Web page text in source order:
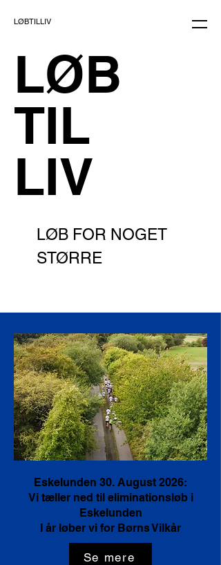
LØBTILLIV
LØB
TIL
LIV
LØB FOR NOGET
STØRRE
AKTUELT
Eskelunden 30. August 2026:
Vi tæller ned til eliminationsløb i
Eskelunden
I år løber vi for Børns Vilkår
Se mere